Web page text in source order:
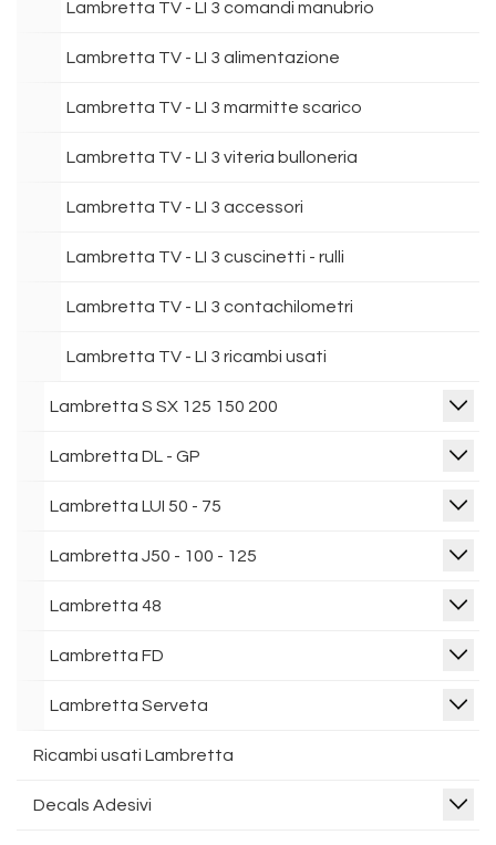
Lambretta TV - LI 3 comandi manubrio
Lambretta TV - LI 3 alimentazione
Lambretta TV - LI 3 marmitte scarico
Lambretta TV - LI 3 viteria bulloneria
Lambretta TV - LI 3 accessori
Lambretta TV - LI 3 cuscinetti - rulli
Lambretta TV - LI 3 contachilometri
Lambretta TV - LI 3 ricambi usati
Lambretta S SX 125 150 200
Lambretta DL - GP
Lambretta LUI 50 - 75
Lambretta J50 - 100 - 125
Lambretta 48
Lambretta FD
Lambretta Serveta
Ricambi usati Lambretta
Decals Adesivi